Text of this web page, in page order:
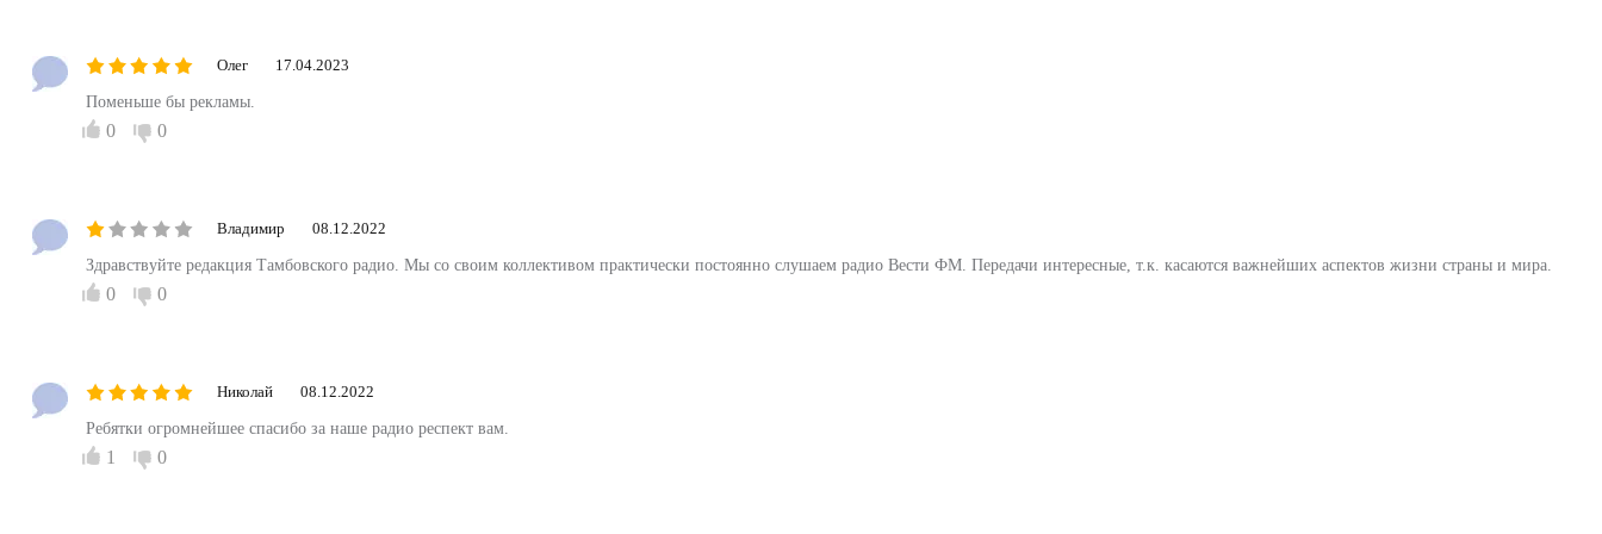
Олег 17.04.2023
Поменьше бы рекламы.
0 0
Владимир 08.12.2022
Здравствуйте редакция Тамбовского радио. Мы со своим коллективом практически постоянно слушаем радио Вести ФМ. Передачи интересные, т.к. касаются важнейших аспектов жизни страны и мира.
0 0
Николай 08.12.2022
Ребятки огромнейшее спасибо за наше радио респект вам.
1 0